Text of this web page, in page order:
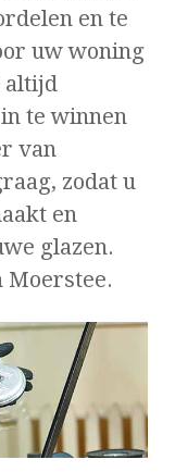
en te
uw woning
altijd
te winnen
van
zodat u
en
glazen.
Moerstee.